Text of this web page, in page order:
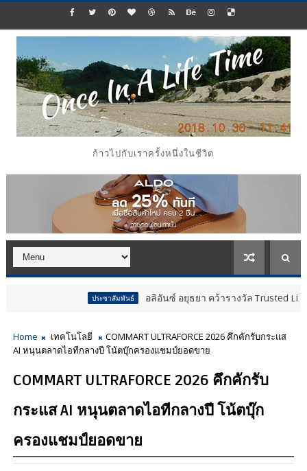
ก้าวไปกับเราครั้งหนึ่งในชีวิต
อลิอันซ์ อยุธยา คว้ารางวัล Trusted Life Partner
Home เทคโนโลยี
COMMART ULTRAFORCE 2026 คึกคักรับกระแส
AI หนุนตลาดไอทีกลางปี โน้ตบุ๊กครองแชมป์ยอดขาย
COMMART ULTRAFORCE 2026 คึกคักรับ
กระแส AI หนุนตลาดไอทีกลางปี โน้ตบุ๊ก
ครองแชมป์ยอดขาย